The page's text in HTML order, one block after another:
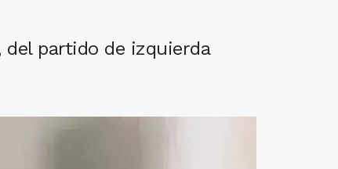
del partido de izquierda